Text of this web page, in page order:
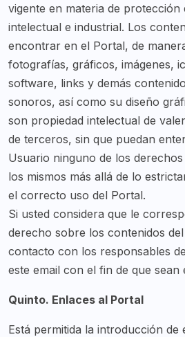
vigente en materia de protección
intelectual e industrial. Los
encontrar en el Portal, de
fotografías, gráficos, imágenes,
software, links y demás
sonoros, así como su diseño
son propiedad intelectual de
de terceros, sin que puedan
Usuario ninguno de los
los mismos más allá de lo
el correcto uso del Portal.
Si usted considera que le
derecho sobre los contenidos
contacto con los responsables
este email con el fin de que sean
Quinto. Enlaces al Portal
Está permitida la introducción